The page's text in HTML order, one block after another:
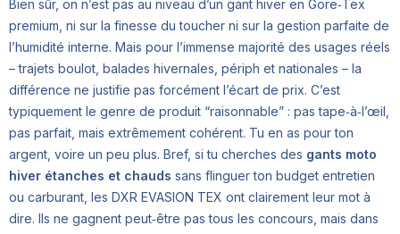
Bien sûr, on n’est pas au niveau d’un gant hiver en Gore‑Tex
premium, ni sur la finesse du toucher ni sur la gestion parfaite de
l’humidité interne. Mais pour l’immense majorité des usages réels
– trajets boulot, balades hivernales, périph et nationales – la
différence ne justifie pas forcément l’écart de prix. C’est
typiquement le genre de produit “raisonnable” : pas tape‑à‑l’œil,
pas parfait, mais extrêmement cohérent. Tu en as pour ton
argent, voire un peu plus. Bref, si tu cherches des gants moto
hiver étanches et chauds sans flinguer ton budget entretien
ou carburant, les DXR EVASION TEX ont clairement leur mot à
dire. Ils ne gagnent peut‑être pas tous les concours, mais dans